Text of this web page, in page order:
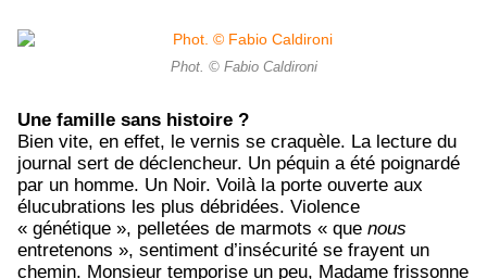
Phot. © Fabio Caldironi
Une famille sans histoire ?
Bien vite, en effet, le vernis se craquèle. La lecture du
journal sert de déclencheur. Un péquin a été poignardé
par un homme. Un Noir. Voilà la porte ouverte aux
élucubrations les plus débridées. Violence
« génétique », pelletées de marmots « que nous
entretenons », sentiment d’insécurité se frayent un
chemin. Monsieur temporise un peu, Madame frissonne